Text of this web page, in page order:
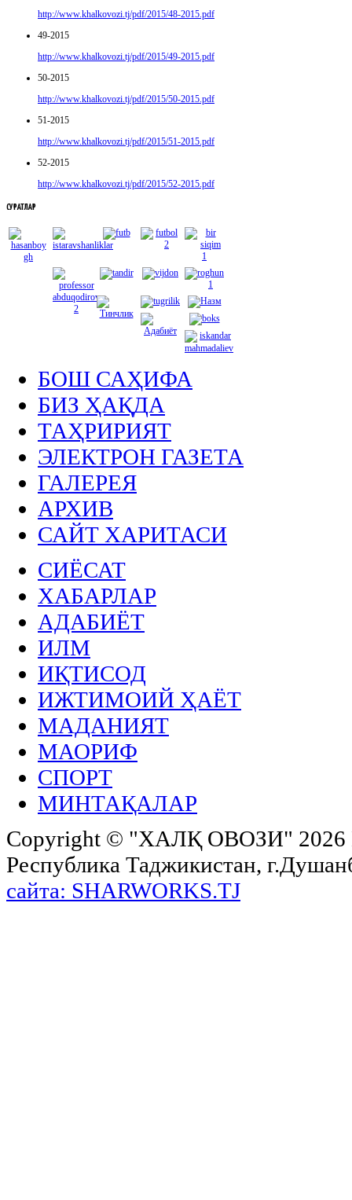
http://www.khalkovozi.tj/pdf/2015/48-2015.pdf
49-2015
http://www.khalkovozi.tj/pdf/2015/49-2015.pdf
50-2015
http://www.khalkovozi.tj/pdf/2015/50-2015.pdf
51-2015
http://www.khalkovozi.tj/pdf/2015/51-2015.pdf
52-2015
http://www.khalkovozi.tj/pdf/2015/52-2015.pdf
СУРАТЛАР
БОШ САҲИФА
БИЗ ҲАҚДА
ТАҲРИРИЯТ
ЭЛЕКТРОН ГАЗЕТА
ГАЛЕРЕЯ
АРХИВ
САЙТ ХАРИТАСИ
СИЁСАТ
ХАБАРЛАР
АДАБИЁТ
ИЛМ
ИҚТИСОД
ИЖТИМОИЙ ҲАЁТ
МАДАНИЯТ
МАОРИФ
СПОРТ
МИНТАҚАЛАР
Copyright © "ХАЛҚ ОВОЗИ"
Республика Таджикистан,
сайта: SHARWORKS.TJ